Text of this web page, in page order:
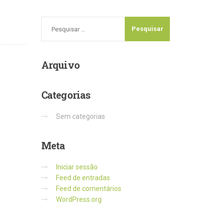
Arquivo
Categorias
Sem categorias
Meta
Iniciar sessão
Feed de entradas
Feed de comentários
WordPress.org